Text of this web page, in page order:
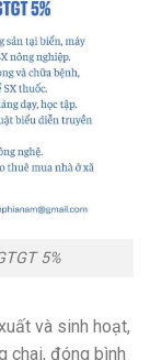
5%
và sinh hoạt,
chai, đóng bình